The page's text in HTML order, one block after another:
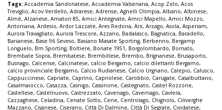
Tags: Accademia Sandonatese, Accademia Valseriana, Acop Zelo, Acos
Treviglio, Acov Verdello, Adrarese, Adrense, Agnelli Olimpia, Albano, Albinese,
Almè, Alzanese, Amatori 85, Amici Antegnate, Amici Mapello, Amici Mozzo,
Antoniana, Ardesio, Ardor Lazzate, Ares Redona, Arx, Arzago, Asola, Asperiam,
Aurora Travagliato, Aurora Trescore, Azzano, Badalasco, Bagnatica, Baradello,
Barianese, Base 96 Seveso, Basiano Masate Sporting, Berbenno, Bergamp
Longuelo, Bm Sporting, Boltiere, Bonate 1951, Borgolombardo, Bornato,
Brembate Sopra, Brembatese, Brembillese, Brembo, Brignanese, Brusaporto,
Busnago, Calcense, Calcinatese, calcio Bergamo, calcio dilettanti Bergamo,
calcio provinciale Bergamo, Calcio Rudianese, Calcio Urgnano, Calepio, Calusco,
Cappuccinese, Capriate, Caprino, Capriolese, Carobbio, Carugate, Casalbuttano,
Casalmaiocco, Casazza, Casnigo, Cassinone, Castegnato, Castel Rozzone,
Castellese, Castelnuovo, Castrezzato, Cavenago, Cavernago, Cavlera,
Cazzaghese, Celadina, Cenate Sotto, Cene, Centrolago, Chignolo, Ciliverghe
Mazzano, Cisanese, Ciserano, Città Di Dalmine, Città Di Segrate, Cividatese,